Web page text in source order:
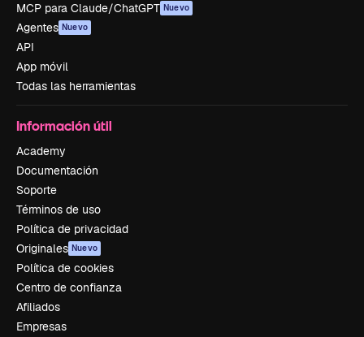
MCP para Claude/ChatGPT Nuevo
Agentes Nuevo
API
App móvil
Todas las herramientas
Información útil
Academy
Documentación
Soporte
Términos de uso
Política de privacidad
Originales Nuevo
Política de cookies
Centro de confianza
Afiliados
Empresas